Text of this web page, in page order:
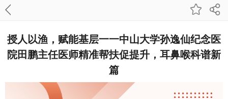
授人以渔，赋能基层一一中山大学孙逸仙纪念医
院田鹏主任医师精准帮扶促提升，耳鼻喉科谱新
篇